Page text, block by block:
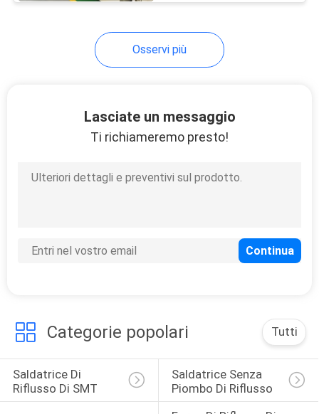
Pallet del PWB
di KIC
6
Osservi più
Lasciate un messaggio
Ti richiameremo presto!
Categorie popolari Tutti
Saldatrice Di
Riflusso Di SMT
Saldatrice Senza
Piombo Di Riflusso